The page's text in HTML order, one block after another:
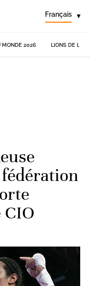
Français ▾
MONDE 2026 LIONS DE